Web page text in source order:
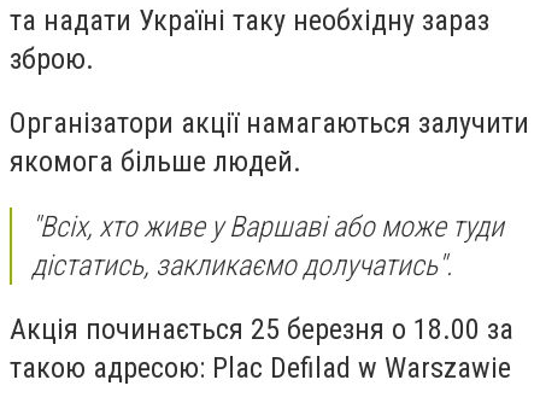
та надати Україні таку необхідну зараз
зброю.
Організатори акції намагаються залучити
якомога більше людей.
"Всіх, хто живе у Варшаві або може туди
дістатись, закликаємо долучатись".
Акція починається 25 березня о 18.00 за
такою адресою: Plac Defilad w Warszawie